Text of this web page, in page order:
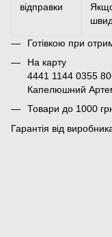
відправки
Готівкою при
На карту
4441 1144 0355
Капелюшний
Товари до 1000
Гарантія від